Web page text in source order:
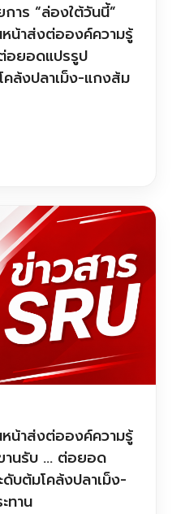
าร “ล่องใต้วันนี้”
หน้าส่งต่อองค์ความรู้
อยอดแปรรูป
ล้งปลาเม็ง-แกงส้ม
น้าส่งต่อองค์ความรู้
านรับ … ต่อยอด
บต้มโคล้งปลาเม็ง-
ทาน